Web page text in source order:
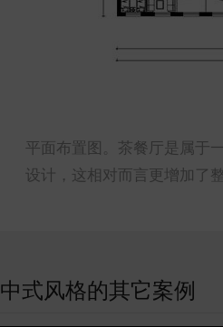
平面布置图。茶餐厅是属于
设计，这相对而言更增加了整
中式风格的其它案例